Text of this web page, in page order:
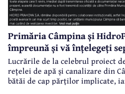
Primăria Câmpina și
împreună și vă înțelegeți
Lucrările de la celebrul proiect
rețelei de apă și canalizare din
bătăi de cap părților implicate,